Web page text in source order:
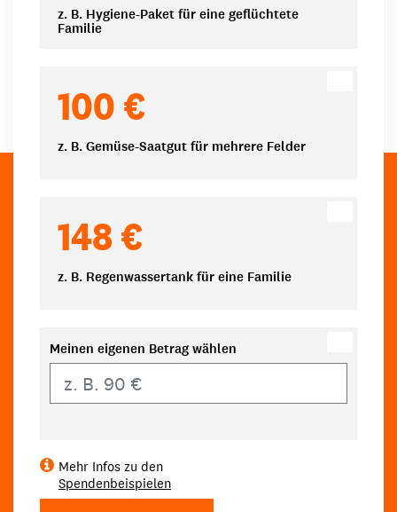
z. B. Hygiene-Paket für eine geflüchtete
Familie
100 €
z. B. Gemüse-Saatgut für mehrere Felder
148 €
z. B. Regenwassertank für eine Familie
Meinen eigenen Betrag wählen
Mehr Infos zu den
Spendenbeispielen